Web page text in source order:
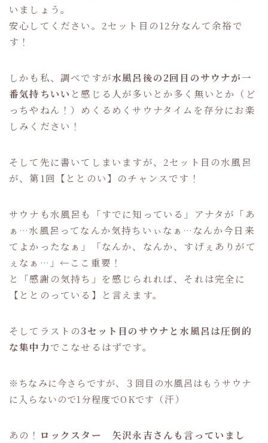
いましょう。
安心してください。2セット目の12分なんて余裕で
す！
しかも私、調べですが水風呂後の2回目のサウナが一
番気持ちいい と感じる人が多いとか多く無いとか（ど
っちやねん！）めくるめくサウナタイムを存分にお楽
しみください！
そして先に書いてしまいますが、2セット目の水風呂
が、第1回【ととのい】のチャンスです！
サウナも水風呂も「すでに知っている」アナタが「あ
ぁ…水風呂ってなんか気持ちいぃなぁ…なんか今日来
てよかったなぁ」「なんか、なんか、すげぇありがて
ぇなぁ…」←ここ重要！
と「感謝の気持ち」を感じられれば、それは完全に
【ととのっている】と言えます。
そしてラストの3セット目のサウナと水風呂は圧倒的
な集中力でこなせるはずです。
※ちなみに今さらですが、３回目の水風呂はもうサウナ
に入らないので1分程度でOKです （汗）
あの！ ロックスター 矢沢永吉さんも言っていまし